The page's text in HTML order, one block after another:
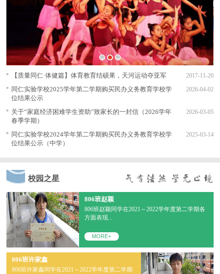
1 2 3
【质量同仁·体健篇】体育教育结硕果，天河运动夺亚军 2017-11-20
同仁实验学校2025学年第二学期购买民办义务教育学校学
位结果公示
2026-04-02
关于“家庭经济困难学生资助”致家长的一封信（2026学年
春季学期）
2026-03-05
同仁实验学校2024学年第二学期购买民办义务教育学校学
位结果公示（中学）
2025-03-14
校园之星
806班赵颖
806班赵颖同学在2021～2022学年度第二学期各
方面表现...
MORE+
806班许家鑫
806班许家鑫同学在2021～2022学年度第二学期